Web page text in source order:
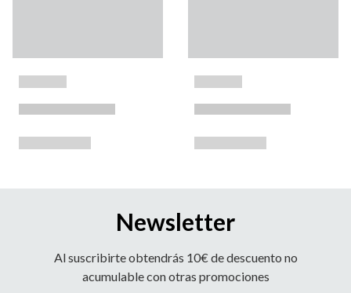
Newsletter
Al suscribirte obtendrás 10€ de descuento no
acumulable con otras promociones